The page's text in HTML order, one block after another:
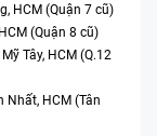
HCM (Quận 7 cũ)
(Quận 8 cũ)
Tây, HCM (Q.12
Nhất, HCM (Tân